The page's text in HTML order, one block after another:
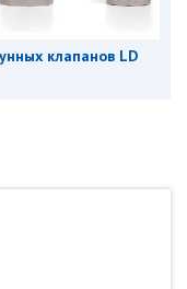
клапанов LD